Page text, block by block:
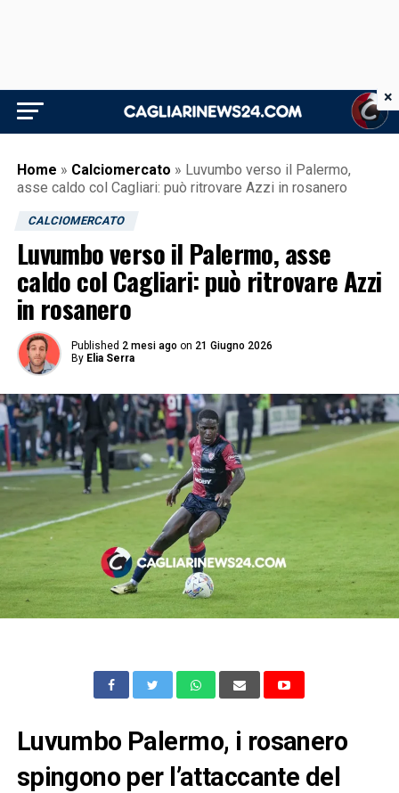
Home » Calciomercato » Luvumbo verso il Palermo,
asse caldo col Cagliari: può ritrovare Azzi in rosanero
CALCIOMERCATO
Luvumbo verso il Palermo, asse
caldo col Cagliari: può ritrovare Azzi
in rosanero
Published 2 mesi ago on 21 Giugno 2026
By Elia Serra
Luvumbo Palermo, i rosanero
spingono per l’attaccante del
×